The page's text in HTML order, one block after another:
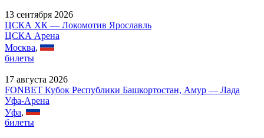
13 сентября 2026
ЦСКА ХК — Локомотив Ярославль
ЦСКА Арена
Москва,
билеты
17 августа 2026
FONBET Кубок Республики Башкортостан, Амур — Лада
Уфа-Арена
Уфа,
билеты